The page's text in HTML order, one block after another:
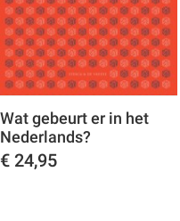
Wat gebeurt er in het
Nederlands?
€ 24,95